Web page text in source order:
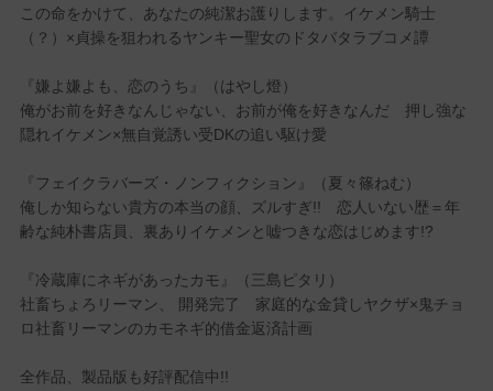
この命をかけて、あなたの純潔お護りします。イケメン騎士
（？）×貞操を狙われるヤンキー聖女のドタバタラブコメ譚
『嫌よ嫌よも、恋のうち』（はやし燈）
俺がお前を好きなんじゃない、お前が俺を好きなんだ 押し強な
隠れイケメン×無自覚誘い受DKの追い駆け愛
『フェイクラバーズ・ノンフィクション』（夏々篠ねむ）
俺しか知らない貴方の本当の顔、ズルすぎ!! 恋人いない歴＝年
齢な純朴書店員、裏ありイケメンと嘘つきな恋はじめます!?
『冷蔵庫にネギがあったカモ』（三島ピタリ）
社畜ちょろリーマン、 開発完了 家庭的な金貸しヤクザ×鬼チョ
ロ社畜リーマンのカモネギ的借金返済計画
全作品、製品版も好評配信中!!